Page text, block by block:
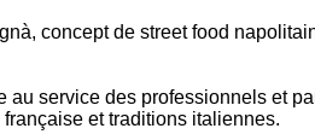
concept de street food
au service des professionnels et
et traditions italiennes.